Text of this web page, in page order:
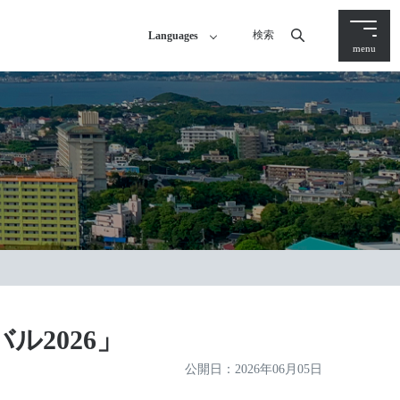
Languages 検索
menu
2026」
公開日： 2026年06月05日